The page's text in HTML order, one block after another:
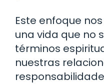
Este enfoque
una vida que no
términos
nuestras